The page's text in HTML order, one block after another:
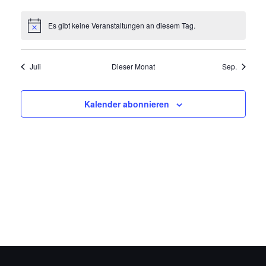
HinweisEs gibt keine Veranstaltungen an diesem Tag.
Juli Dieser Monat Sep.
Kalender abonnieren